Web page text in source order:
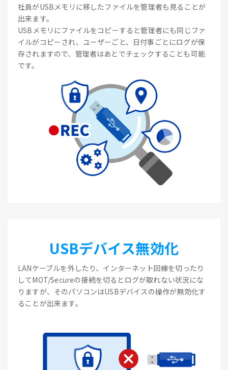
社員がUSBメモリに移したファイルを管理者も見ることが
出来ます。
USBメモリにファイルをコピーすると管理者にも同じファ
イルがコピーされ、ユーザーごと、日付事ごとにログが保
存されますので、管理者はあとでチェックすることも可能
です。
USBデバイス無効化
LANケーブルを外したり、インターネット回線を切ったり
してMOT/Secureの接続を切るとログが取れない状況にな
りますが、そのパソコンはUSBデバイスの操作が無効化す
ることが出来ます。